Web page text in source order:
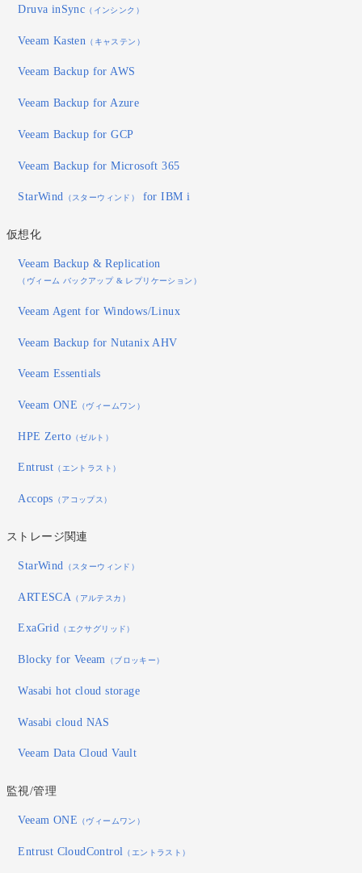
Druva inSync （インシンク）
Veeam Kasten （キャステン）
Veeam Backup for AWS
Veeam Backup for Azure
Veeam Backup for GCP
Veeam Backup for Microsoft 365
StarWind （スターウィンド） for IBM i
仮想化
Veeam Backup & Replication
（ヴィーム バックアップ & レプリケーション）
Veeam Agent for Windows/Linux
Veeam Backup for Nutanix AHV
Veeam Essentials
Veeam ONE （ヴィームワン）
HPE Zerto （ゼルト）
Entrust （エントラスト）
Accops （アコップス）
ストレージ関連
StarWind （スターウィンド）
ARTESCA （アルテスカ）
ExaGrid （エクサグリッド）
Blocky for Veeam （ブロッキー）
Wasabi hot cloud storage
Wasabi cloud NAS
Veeam Data Cloud Vault
監視/管理
Veeam ONE （ヴィームワン）
Entrust CloudControl （エントラスト）